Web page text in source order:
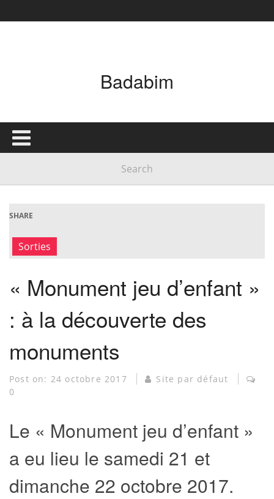
Badabim
SHARE
Sorties
« Monument jeu d’enfant »
: à la découverte des
monuments
Post on: 24 octobre 2017
Site par défaut
0
Le « Monument jeu d’enfant »
a eu lieu le samedi 21 et
dimanche 22 octobre 2017.